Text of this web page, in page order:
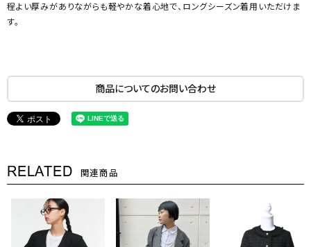
程よい厚みがありながらも軽やかな着心地で、ロングシーズン着用いただけま
す。
商品についてのお問い合わせ
RELATED 関連商品